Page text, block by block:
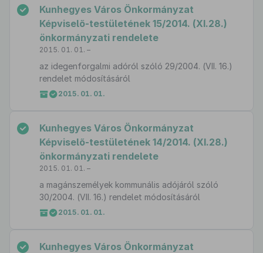
Kunhegyes Város Önkormányzat
Képviselő-testületének 15/2014. (XI.28.)
önkormányzati rendelete
2015. 01. 01. –
az idegenforgalmi adóról szóló 29/2004. (VII. 16.)
rendelet módosításáról
2015. 01. 01.
Kunhegyes Város Önkormányzat
Képviselő-testületének 14/2014. (XI.28.)
önkormányzati rendelete
2015. 01. 01. –
a magánszemélyek kommunális adójáról szóló
30/2004. (VII. 16.) rendelet módosításáról
2015. 01. 01.
Kunhegyes Város Önkormányzat